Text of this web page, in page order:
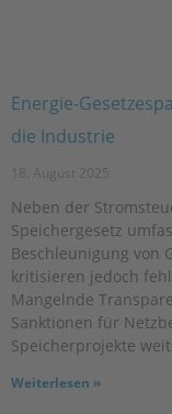
Energie-
die Industrie
18. August 2025
Neben der
Speichergesetz
Beschleunigung von
kritisieren jedoch
Mangelnde
Sanktionen für
Speicherprojekte
Weiterlesen »